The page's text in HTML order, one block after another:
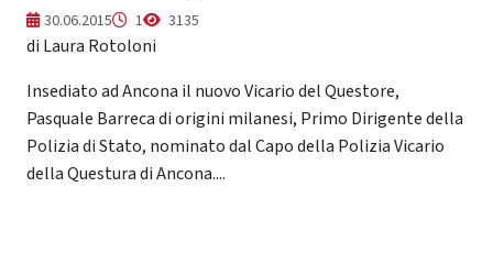
30.06.2015 1 3135
di Laura Rotoloni
Insediato ad Ancona il nuovo Vicario del Questore,
Pasquale Barreca di origini milanesi, Primo Dirigente della
Polizia di Stato, nominato dal Capo della Polizia Vicario
della Questura di Ancona....